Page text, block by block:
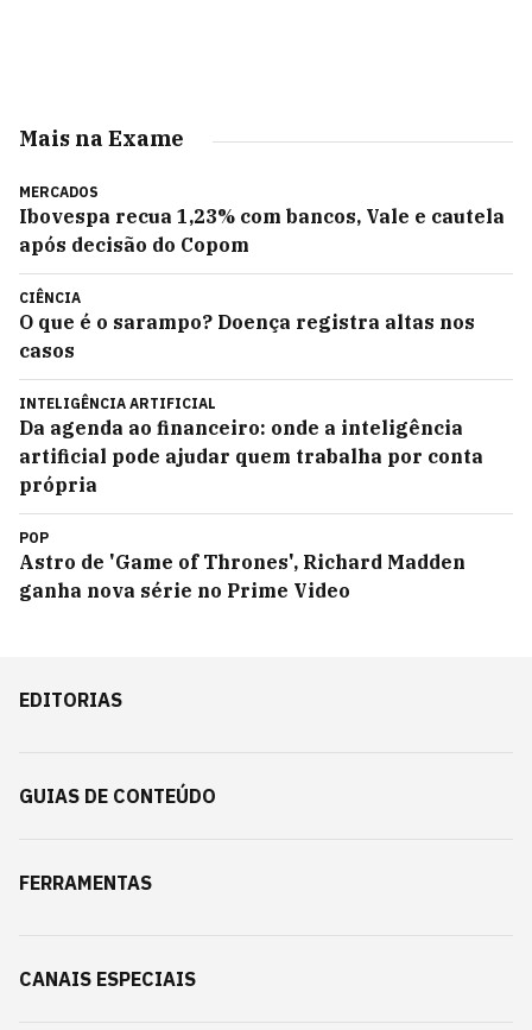
Mais na Exame
MERCADOS
Ibovespa recua 1,23% com bancos, Vale e cautela
após decisão do Copom
CIÊNCIA
O que é o sarampo? Doença registra altas nos
casos
INTELIGÊNCIA ARTIFICIAL
Da agenda ao financeiro: onde a inteligência
artificial pode ajudar quem trabalha por conta
própria
POP
Astro de 'Game of Thrones', Richard Madden
ganha nova série no Prime Video
EDITORIAS
GUIAS DE CONTEÚDO
FERRAMENTAS
CANAIS ESPECIAIS